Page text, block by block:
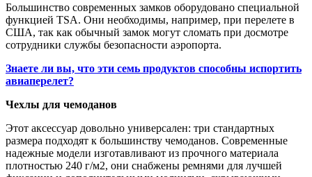
Большинство современных замков оборудовано специальной
функцией TSA. Они необходимы, например, при перелете в
США, так как обычный замок могут сломать при досмотре
сотрудники службы безопасности аэропорта.
Знаете ли вы, что эти семь продуктов способны испортить
авиаперелет?
Чехлы для чемоданов
Этот аксессуар довольно универсален: три стандартных
размера подходят к большинству чемоданов. Современные
надежные модели изготавливают из прочного материала
плотностью 240 г/м2, они снабжены ремнями для лучшей